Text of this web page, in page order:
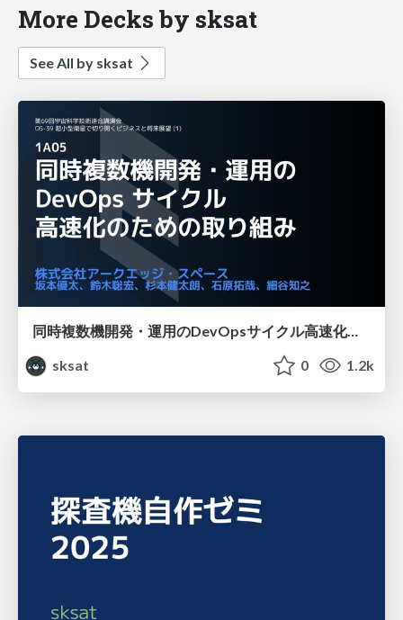
More Decks by sksat
See All by sksat
同時複数機開発・運用のDevOpsサイクル高速化のための取り組み
sksat
0 1.2k